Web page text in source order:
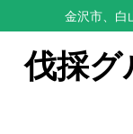
金沢市、白
伐採グ